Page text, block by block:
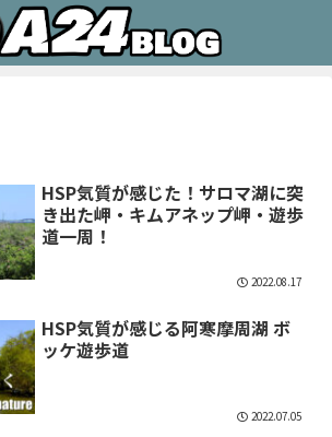
HSP気質が感じた！サロマ湖に突
き出た岬・キムアネップ岬・遊歩
道一周！
2022.08.17
HSP気質が感じる阿寒摩周湖 ボ
ッケ遊歩道
2022.07.05